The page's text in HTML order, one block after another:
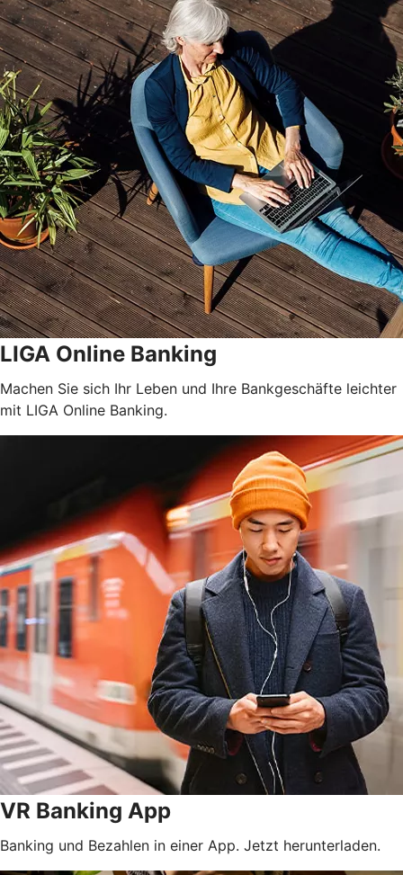
LIGA Online Banking
Machen Sie sich Ihr Leben und Ihre Bankgeschäfte leichter
mit LIGA Online Banking.
VR Banking App
Banking und Bezahlen in einer App. Jetzt herunterladen.